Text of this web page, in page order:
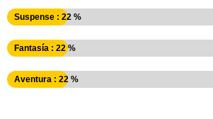
Suspense : 22 %
Fantasía : 22 %
Aventura : 22 %